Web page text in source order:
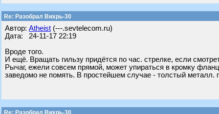
Re: Разобрал Вихрь-30
Автор: Atheist (---.sevtelecom.ru)
Дата: 24-11-17 22:19
Вроде того.
И ещё. Вращать гильзу придётся по час. стрелке, если
Рычаг, ежели совсем прямой, может упираться в кромку
заведомо не помять. В простейшем случае - толстый металл.
Re: Разобрал Вихрь-30